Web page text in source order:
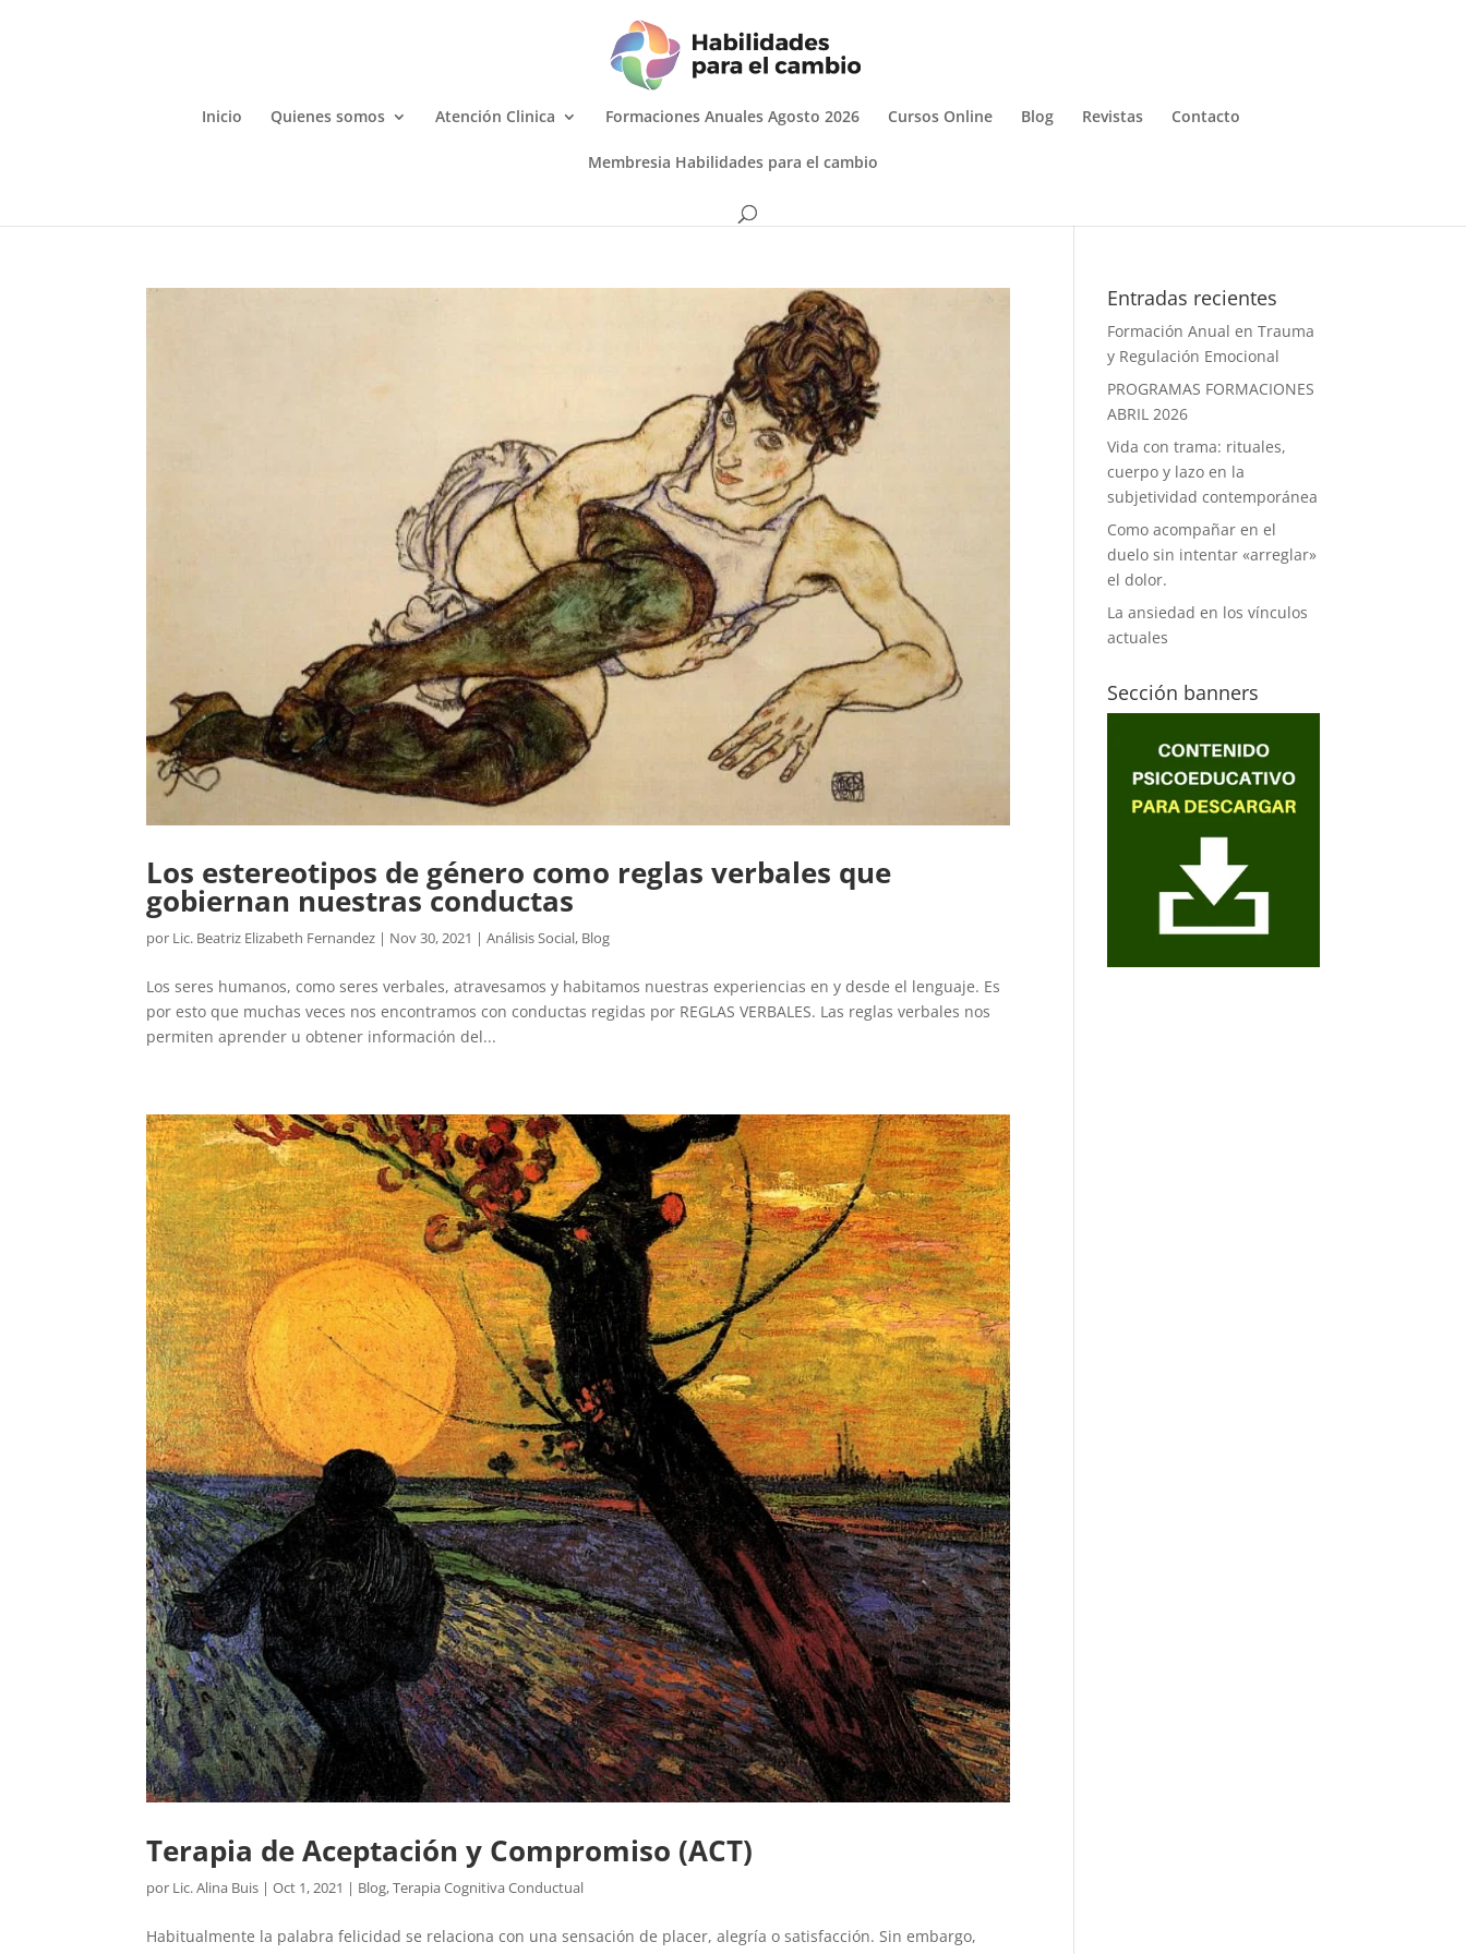
Inicio Quienes somos Atención Clinica Formaciones Anuales Agosto 2026 Cursos Online Blog Revistas Contacto
Membresia Habilidades para el cambio
Los estereotipos de género como reglas verbales que
gobiernan nuestras conductas
por Lic. Beatriz Elizabeth Fernandez | Nov 30, 2021 |Análisis Social, Blog
Los seres humanos, como seres verbales, atravesamos y habitamos nuestras experiencias en y desde el lenguaje. Es
por esto que muchas veces nos encontramos con conductas regidas por REGLAS VERBALES. Las reglas verbales nos
permiten aprender u obtener información del...
Terapia de Aceptación y Compromiso (ACT)
por Lic. Alina Buis |Oct 1, 2021 | Blog,Terapia Cognitiva Conductual
Habitualmente la palabra felicidad se relaciona con una sensación de placer, alegría o satisfacción. Sin embargo,
Entradas recientes
Formación Anual en Trauma
y Regulación Emocional
PROGRAMAS FORMACIONES
ABRIL 2026
Vida con trama: rituales,
cuerpo y lazo en la
subjetividad contemporánea
Como acompañar en el
duelo sin intentar «arreglar»
el dolor.
La ansiedad en los vínculos
actuales
Sección banners